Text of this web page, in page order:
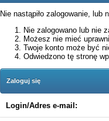
Nie nastąpiło zalogowanie,
Nie zalogowano lub nie
Możesz nie mieć
Twoje konto może być
Odwiedzono tę stronę
Zaloguj się
Login/Adres e-mail: